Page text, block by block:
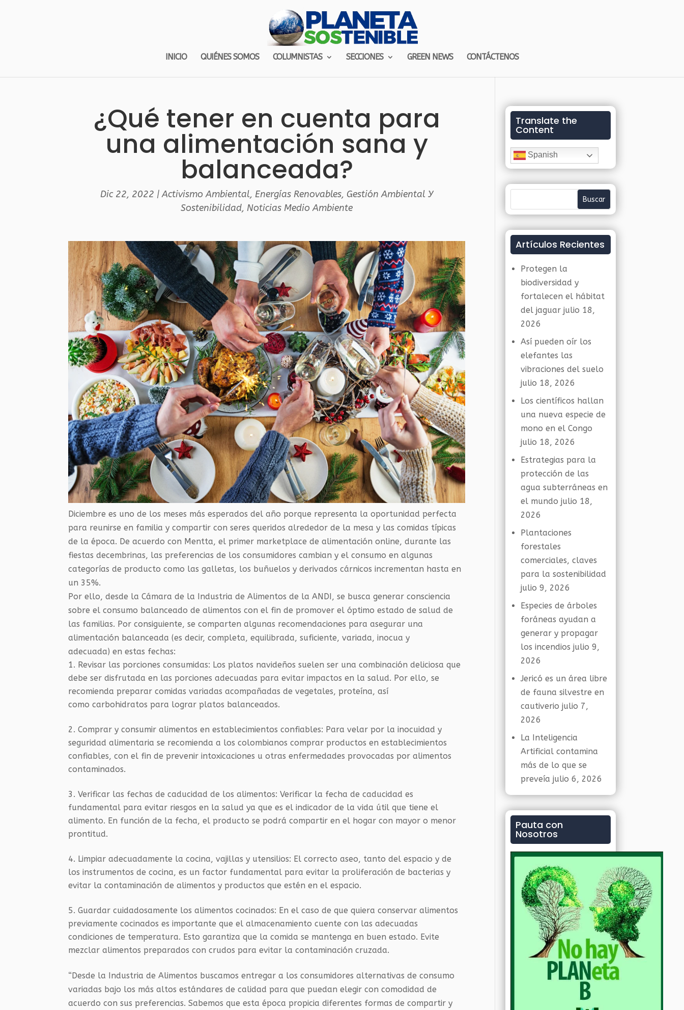
INICIO QUIÉNES SOMOS COLUMNISTAS SECCIONES GREEN NEWS CONTÁCTENOS
¿Qué tener en cuenta para
una alimentación sana y
balanceada?
Dic 22, 2022 |Activismo Ambiental,Energías Renovables, Gestión Ambiental Y
Sostenibilidad,Noticias Medio Ambiente
Diciembre es uno de los meses más esperados del año porque representa la oportunidad perfecta
para reunirse en familia y compartir con seres queridos alrededor de la mesa y las comidas típicas
de la época. De acuerdo con Mentta, el primer marketplace de alimentación online, durante las
fiestas decembrinas, las preferencias de los consumidores cambian y el consumo en algunas
categorías de producto como las galletas, los buñuelos y derivados cárnicos incrementan hasta en
un 35%.
Por ello, desde la Cámara de la Industria de Alimentos de la ANDI, se busca generar consciencia
sobre el consumo balanceado de alimentos con el fin de promover el óptimo estado de salud de
las familias. Por consiguiente, se comparten algunas recomendaciones para asegurar una
alimentación balanceada (es decir, completa, equilibrada, suficiente, variada, inocua y
adecuada)en estas fechas:
Revisar las porciones consumidas: Los platos navideños suelen ser una combinación deliciosa que
debe ser disfrutada en las porciones adecuadas para evitar impactos en la salud. Por ello, se
recomienda preparar comidas variadas acompañadas de vegetales, proteína, así
como carbohidratos para lograr platos balanceados.
Comprar y consumir alimentos en establecimientos confiables: Para velar por la inocuidad y
seguridad alimentaria se recomienda a los colombianos comprar productos en establecimientos
confiables, con el fin de prevenir intoxicaciones u otras enfermedades provocadas por alimentos
contaminados.
Verificar las fechas de caducidad de los alimentos:Verificar la fecha de caducidad es
fundamental para evitar riesgos en la salud ya que es el indicador de la vida útil que tiene el
alimento. En función de la fecha, el producto se podrá compartir en el hogar con mayor o menor
prontitud.
Limpiar adecuadamente la cocina, vajillas y utensilios: El correcto aseo, tanto del espacio y de
los instrumentos de cocina, es un factor fundamental para evitar la proliferación de bacterias y
evitar la contaminación de alimentos y productos que estén en el espacio.
Guardar cuidadosamente los alimentos cocinados: En el caso de que quiera conservar alimentos
previamente cocinados es importante que el almacenamiento cuente con las adecuadas
condiciones de temperatura. Esto garantiza que la comida se mantenga en buen estado. Evite
mezclar alimentos preparados con crudos para evitar la contaminación cruzada.
“Desde la Industria de Alimentos buscamos entregar a los consumidores alternativas de consumo
variadas bajo los más altos estándares de calidad para que puedan elegir con comodidad de
acuerdo con sus preferencias. Sabemos que esta época propicia diferentes formas de compartir y
Translate the
Content
Spanish
Artículos Recientes
Protegen la
biodiversidad y
fortalecen el hábitat
del jaguar julio 18,
2026
Así pueden oír los
elefantes las
vibraciones del suelo
julio 18, 2026
Los científicos hallan
una nueva especie de
mono en el Congo
julio 18, 2026
Estrategias para la
protección de las
agua subterráneas en
el mundo julio 18,
2026
Plantaciones
forestales
comerciales, claves
para la sostenibilidad
julio 9, 2026
Especies de árboles
foráneas ayudan a
generar y propagar
los incendios julio 9,
2026
Jericó es un área libre
de fauna silvestre en
cautiverio julio 7,
2026
La Inteligencia
Artificial contamina
más de lo que se
preveía julio 6, 2026
Pauta con
Nosotros